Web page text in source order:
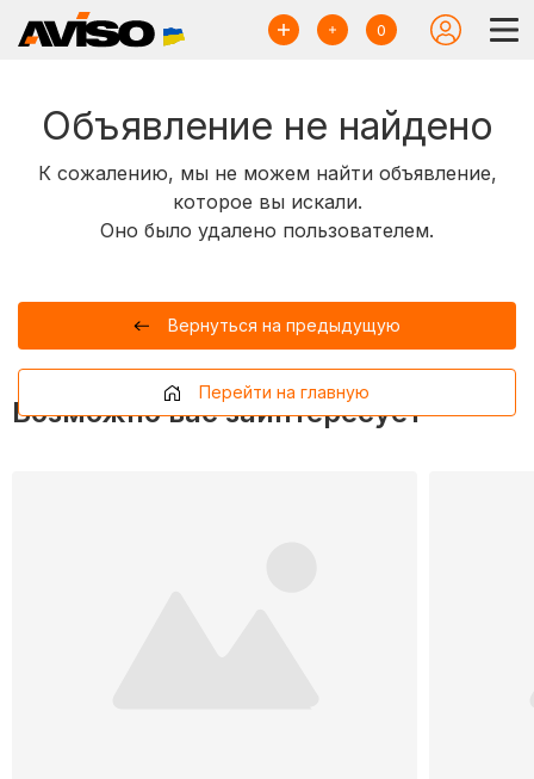
0
Объявление не найдено
К сожалению, мы не можем найти объявление,
которое вы искали.
Оно было удалено пользователем.
Вернуться на предыдущую
Перейти на главную
Возможно вас заинтересует